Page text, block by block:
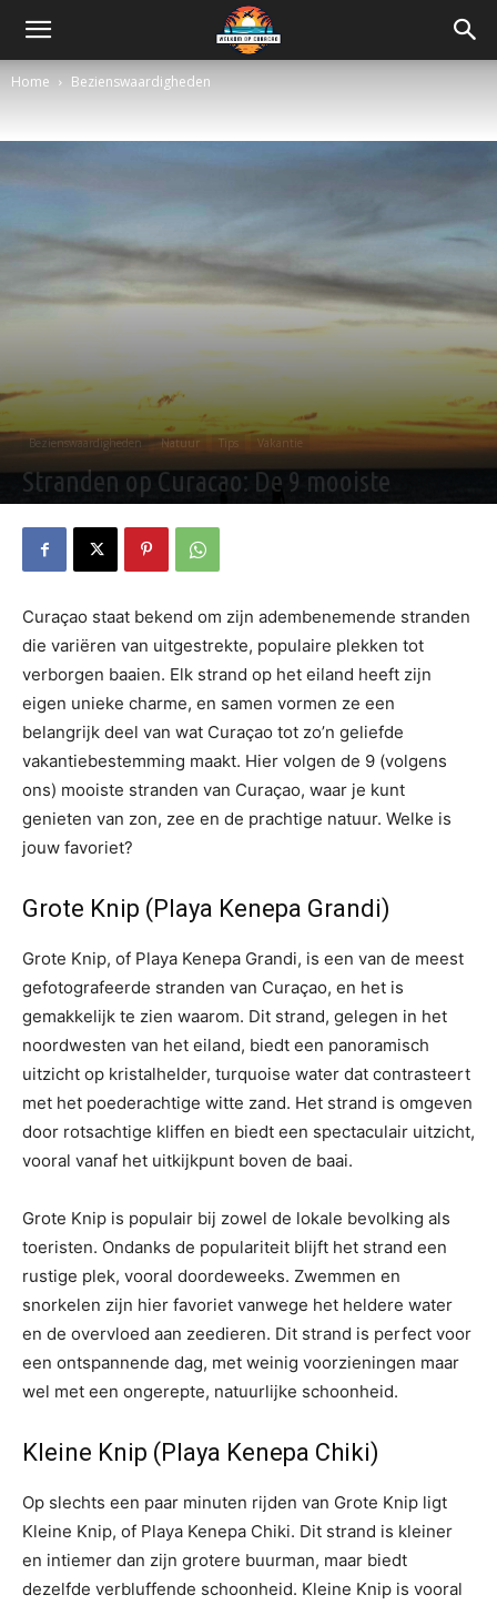
Home Bezienswaardigheden
Bezienswaardigheden Natuur Tips Vakantie
Stranden op Curacao: De 9 mooiste
Curaçao staat bekend om zijn adembenemende stranden
die variëren van uitgestrekte, populaire plekken tot
verborgen baaien. Elk strand op het eiland heeft zijn
eigen unieke charme, en samen vormen ze een
belangrijk deel van wat Curaçao tot zo’n geliefde
vakantiebestemming maakt. Hier volgen de 9 (volgens
ons) mooiste stranden van Curaçao, waar je kunt
genieten van zon, zee en de prachtige natuur. Welke is
jouw favoriet?
Grote Knip (Playa Kenepa Grandi)
Grote Knip, of Playa Kenepa Grandi, is een van de meest
gefotografeerde stranden van Curaçao, en het is
gemakkelijk te zien waarom. Dit strand, gelegen in het
noordwesten van het eiland, biedt een panoramisch
uitzicht op kristalhelder, turquoise water dat contrasteert
met het poederachtige witte zand. Het strand is omgeven
door rotsachtige kliffen en biedt een spectaculair uitzicht,
vooral vanaf het uitkijkpunt boven de baai.
Grote Knip is populair bij zowel de lokale bevolking als
toeristen. Ondanks de populariteit blijft het strand een
rustige plek, vooral doordeweeks. Zwemmen en
snorkelen zijn hier favoriet vanwege het heldere water
en de overvloed aan zeedieren. Dit strand is perfect voor
een ontspannende dag, met weinig voorzieningen maar
wel met een ongerepte, natuurlijke schoonheid.
Kleine Knip (Playa Kenepa Chiki)
Op slechts een paar minuten rijden van Grote Knip ligt
Kleine Knip, of Playa Kenepa Chiki. Dit strand is kleiner
en intiemer dan zijn grotere buurman, maar biedt
dezelfde verbluffende schoonheid. Kleine Knip is vooral